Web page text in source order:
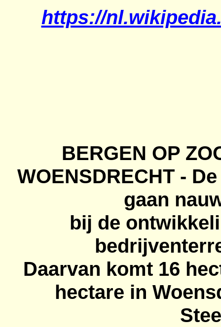
https://
BERGEN OP
WOENSDRECHT -
gaan
bij de
Daarvan komt 16
hectare in